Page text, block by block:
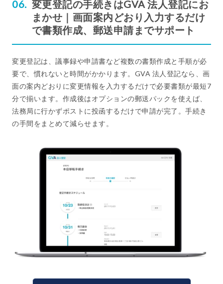
変更登記の手続きはGVA 法人登記にお
まかせ｜画面案内どおり入力するだけ
で書類作成、郵送申請までサポート
変更登記は、議事録や申請書など複数の書類作成と手順が必
要で、慣れないと時間がかかります。GVA 法人登記なら、画
面の案内どおりに変更情報を入力するだけで必要書類が最短7
分で揃います。作成後はオプションの郵送パックを使えば、
法務局に行かずポストに投函するだけで申請が完了。手続き
の手間をまとめて減らせます。